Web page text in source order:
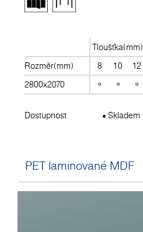
Tloušťka(mm)
Rozměr(mm)
8 10 12
2800x2070
Dostupnost Skladem
PET laminované MDF